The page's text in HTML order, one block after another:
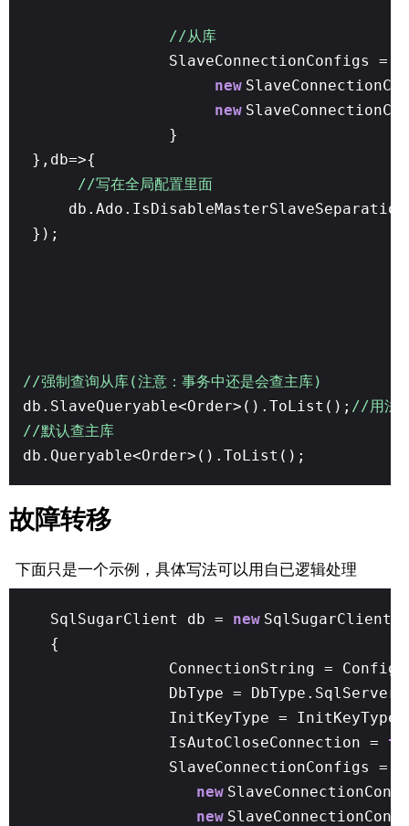
//从库
SlaveConnectionConfigs =
new
new
}
},db=>{
//写在全局配置里面
});
//强制查询从库(注意：事务中还是会查主库)
db.SlaveQueryable<Order>().ToList(); //用法
//默认查主库
db.Queryable<Order>().ToList();
故障转移
下面只是一个示例，具体写法可以用自已逻辑处理
SqlSugarClient db = new SqlSugarClient(
{
ConnectionString =
DbType = DbType.SqlServer,
InitKeyType =
IsAutoCloseConnection =
SlaveConnectionConfigs =
new
new